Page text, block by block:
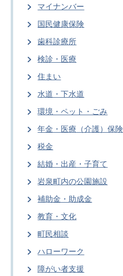
マイナンバー
国民健康保険
歯科診療所
検診・医療
住まい
水道・下水道
環境・ペット・ごみ
年金・医療（介護）保険
税金
結婚・出産・子育て
岩泉町内の公園施設
補助金・助成金
教育・文化
町民相談
ハローワーク
障がい者支援